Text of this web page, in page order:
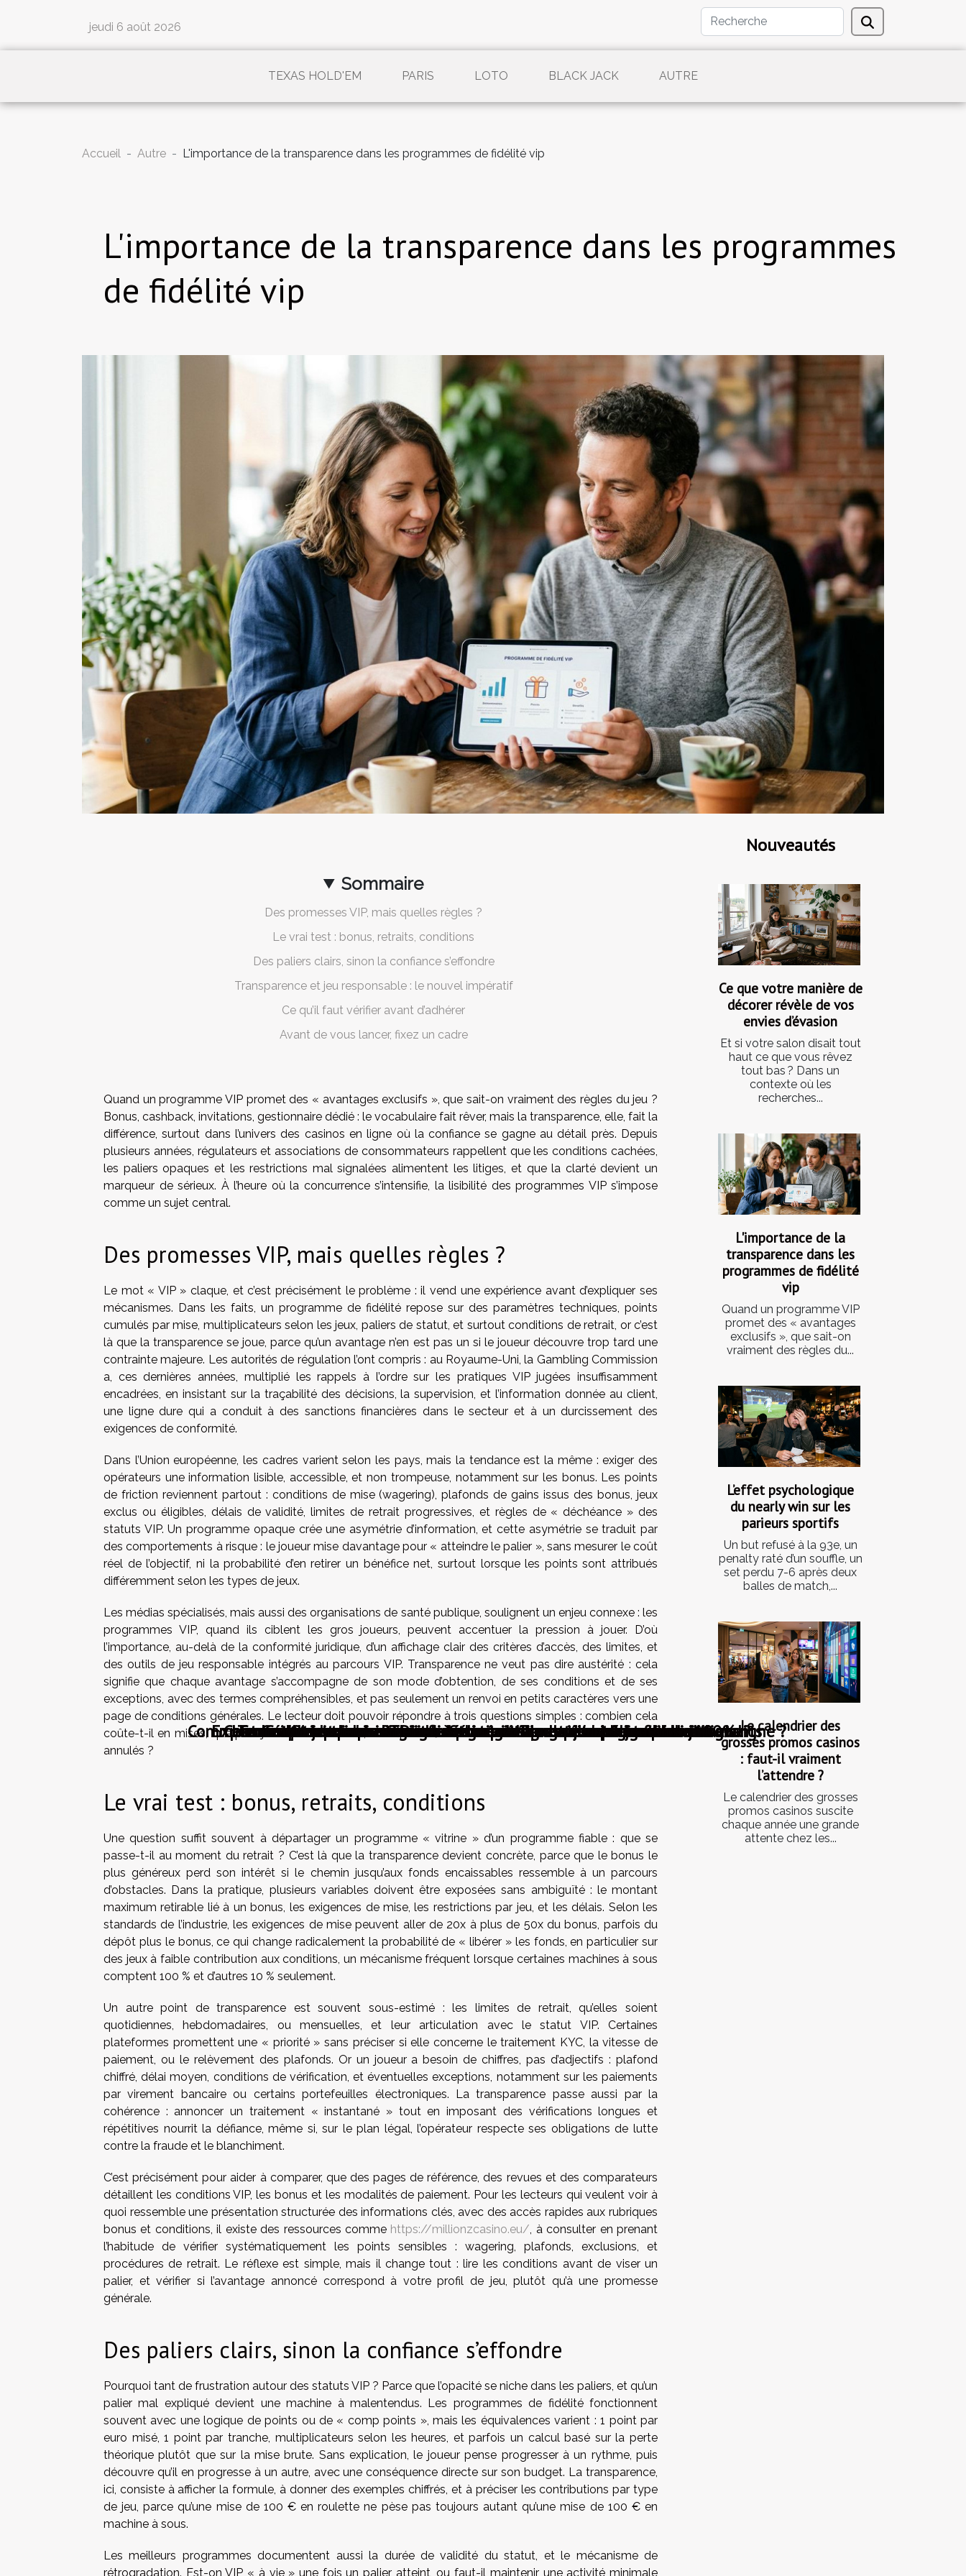
jeudi 6 août 2026
TEXAS HOLD'EM PARIS LOTO BLACK JACK AUTRE
Accueil Autre L'importance de la transparence dans les programmes de fidélité vip
L'importance de la transparence dans les programmes
de fidélité vip
Sommaire
Des promesses VIP, mais quelles règles ?
Le vrai test : bonus, retraits, conditions
Des paliers clairs, sinon la confiance s’effondre
Transparence et jeu responsable : le nouvel impératif
Ce qu’il faut vérifier avant d’adhérer
Avant de vous lancer, fixez un cadre
Quand un programme VIP promet des « avantages exclusifs », que sait-on vraiment des règles du jeu ?
Bonus, cashback, invitations, gestionnaire dédié : le vocabulaire fait rêver, mais la transparence, elle, fait la
différence, surtout dans l’univers des casinos en ligne où la confiance se gagne au détail près. Depuis
plusieurs années, régulateurs et associations de consommateurs rappellent que les conditions cachées,
les paliers opaques et les restrictions mal signalées alimentent les litiges, et que la clarté devient un
marqueur de sérieux. À l’heure où la concurrence s’intensifie, la lisibilité des programmes VIP s’impose
comme un sujet central.
Des promesses VIP, mais quelles règles ?
Le mot « VIP » claque, et c’est précisément le problème : il vend une expérience avant d’expliquer ses
mécanismes. Dans les faits, un programme de fidélité repose sur des paramètres techniques, points
cumulés par mise, multiplicateurs selon les jeux, paliers de statut, et surtout conditions de retrait, or c’est
là que la transparence se joue, parce qu’un avantage n’en est pas un si le joueur découvre trop tard une
contrainte majeure. Les autorités de régulation l’ont compris : au Royaume-Uni, la Gambling Commission
a, ces dernières années, multiplié les rappels à l’ordre sur les pratiques VIP jugées insuffisamment
encadrées, en insistant sur la traçabilité des décisions, la supervision, et l’information donnée au client,
une ligne dure qui a conduit à des sanctions financières dans le secteur et à un durcissement des
exigences de conformité.
Dans l’Union européenne, les cadres varient selon les pays, mais la tendance est la même : exiger des
opérateurs une information lisible, accessible, et non trompeuse, notamment sur les bonus. Les points
de friction reviennent partout : conditions de mise (wagering), plafonds de gains issus des bonus, jeux
exclus ou éligibles, délais de validité, limites de retrait progressives, et règles de « déchéance » des
statuts VIP. Un programme opaque crée une asymétrie d’information, et cette asymétrie se traduit par
des comportements à risque : le joueur mise davantage pour « atteindre le palier », sans mesurer le coût
réel de l’objectif, ni la probabilité d’en retirer un bénéfice net, surtout lorsque les points sont attribués
différemment selon les types de jeux.
Les médias spécialisés, mais aussi des organisations de santé publique, soulignent un enjeu connexe : les
programmes VIP, quand ils ciblent les gros joueurs, peuvent accentuer la pression à jouer. D’où
l’importance, au-delà de la conformité juridique, d’un affichage clair des critères d’accès, des limites, et
des outils de jeu responsable intégrés au parcours VIP. Transparence ne veut pas dire austérité : cela
signifie que chaque avantage s’accompagne de son mode d’obtention, de ses conditions et de ses
exceptions, avec des termes compréhensibles, et pas seulement un renvoi en petits caractères vers une
page de conditions générales. Le lecteur doit pouvoir répondre à trois questions simples : combien cela
coûte-t-il en mises, que puis-je réellement retirer, et à quelles conditions ces bénéfices peuvent-ils être
annulés ?
Le vrai test : bonus, retraits, conditions
Une question suffit souvent à départager un programme « vitrine » d’un programme fiable : que se
passe-t-il au moment du retrait ? C’est là que la transparence devient concrète, parce que le bonus le
plus généreux perd son intérêt si le chemin jusqu’aux fonds encaissables ressemble à un parcours
d’obstacles. Dans la pratique, plusieurs variables doivent être exposées sans ambiguïté : le montant
maximum retirable lié à un bonus, les exigences de mise, les restrictions par jeu, et les délais. Selon les
standards de l’industrie, les exigences de mise peuvent aller de 20x à plus de 50x du bonus, parfois du
dépôt plus le bonus, ce qui change radicalement la probabilité de « libérer » les fonds, en particulier sur
des jeux à faible contribution aux conditions, un mécanisme fréquent lorsque certaines machines à sous
comptent 100 % et d’autres 10 % seulement.
Un autre point de transparence est souvent sous-estimé : les limites de retrait, qu’elles soient
quotidiennes, hebdomadaires, ou mensuelles, et leur articulation avec le statut VIP. Certaines
plateformes promettent une « priorité » sans préciser si elle concerne le traitement KYC, la vitesse de
paiement, ou le relèvement des plafonds. Or un joueur a besoin de chiffres, pas d’adjectifs : plafond
chiffré, délai moyen, conditions de vérification, et éventuelles exceptions, notamment sur les paiements
par virement bancaire ou certains portefeuilles électroniques. La transparence passe aussi par la
cohérence : annoncer un traitement « instantané » tout en imposant des vérifications longues et
répétitives nourrit la défiance, même si, sur le plan légal, l’opérateur respecte ses obligations de lutte
contre la fraude et le blanchiment.
C’est précisément pour aider à comparer, que des pages de référence, des revues et des comparateurs
détaillent les conditions VIP, les bonus et les modalités de paiement. Pour les lecteurs qui veulent voir à
quoi ressemble une présentation structurée des informations clés, avec des accès rapides aux rubriques
bonus et conditions, il existe des ressources comme https://millionzcasino.eu/ , à consulter en prenant
l’habitude de vérifier systématiquement les points sensibles : wagering, plafonds, exclusions, et
procédures de retrait. Le réflexe est simple, mais il change tout : lire les conditions avant de viser un
palier, et vérifier si l’avantage annoncé correspond à votre profil de jeu, plutôt qu’à une promesse
générale.
Des paliers clairs, sinon la confiance s’effondre
Pourquoi tant de frustration autour des statuts VIP ? Parce que l’opacité se niche dans les paliers, et qu’un
palier mal expliqué devient une machine à malentendus. Les programmes de fidélité fonctionnent
souvent avec une logique de points ou de « comp points », mais les équivalences varient : 1 point par
euro misé, 1 point par tranche, multiplicateurs selon les heures, et parfois un calcul basé sur la perte
théorique plutôt que sur la mise brute. Sans explication, le joueur pense progresser à un rythme, puis
découvre qu’il en progresse à un autre, avec une conséquence directe sur son budget. La transparence,
ici, consiste à afficher la formule, à donner des exemples chiffrés, et à préciser les contributions par type
de jeu, parce qu’une mise de 100 € en roulette ne pèse pas toujours autant qu’une mise de 100 € en
machine à sous.
Les meilleurs programmes documentent aussi la durée de validité du statut, et le mécanisme de
rétrogradation. Est-on VIP « à vie » une fois un palier atteint, ou faut-il maintenir une activité minimale
Nouveautés
Ce que votre manière de
décorer révèle de vos
envies d’évasion
Et si votre salon disait tout
haut ce que vous rêvez
tout bas ? Dans un
contexte où les
recherches...
L'importance de la
transparence dans les
programmes de fidélité
vip
Quand un programme VIP
promet des « avantages
exclusifs », que sait-on
vraiment des règles du...
L’effet psychologique
du nearly win sur les
parieurs sportifs
Un but refusé à la 93e, un
penalty raté d’un souffle, un
set perdu 7-6 après deux
balles de match,...
Le calendrier des
grosses promos casinos
: faut-il vraiment
l’attendre ?
Le calendrier des grosses
promos casinos suscite
chaque année une grande
attente chez les...
Ce que votre manière de décorer révèle de vos envies d’évasion
Maximiser vos gains : Stratégies sans mise obligatoire
Comment maximiser ses gains avec un bonus de bienvenue de 100%
Comment les taux de RTP influencent-ils vos gains aux machines à sous ?
Comment les casinos modernes améliorent l'expérience client
Comment les bonus de bienvenue améliorent-ils votre expérience de jeu en ligne ?
Explorons les jeux de machines à sous : astuces et stratégies pour débutants
Guide pour choisir un casino en ligne sécurisé et fiable
Techniques pour maximiser vos gains dans les jeux de casino virtuels
Les méthodes de paiement les plus pratiques pour les joueurs en ligne